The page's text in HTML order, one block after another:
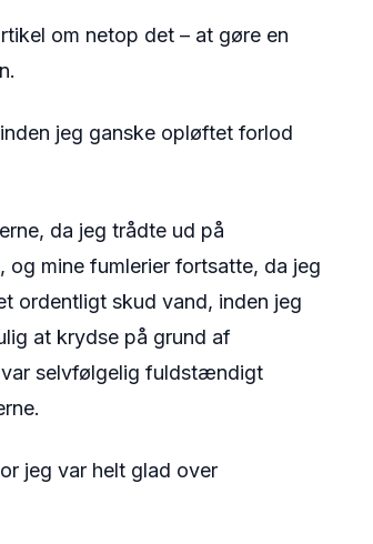
om netop det – at gøre en
jeg ganske opløftet forlod
da jeg trådte ud på
og mine fumlerier fortsatte, da jeg
ordentligt skud vand, inden jeg
at krydse på grund af
selvfølgelig fuldstændigt
jeg var helt glad over